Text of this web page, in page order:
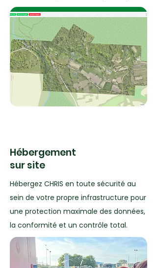
Hébergement
sur site
Hébergez CHRIS en toute sécurité au
sein de votre propre infrastructure pour
une protection maximale des données,
la conformité et un contrôle total.